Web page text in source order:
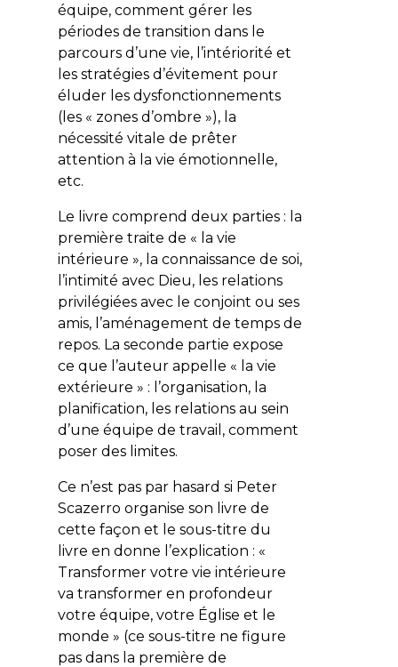
équipe, comment gérer les
périodes de transition dans le
parcours d’une vie, l’intériorité et
les stratégies d’évitement pour
éluder les dysfonctionnements
(les « zones d’ombre »), la
nécessité vitale de prêter
attention à la vie émotionnelle,
etc.
Le livre comprend deux parties : la
première traite de « la vie
intérieure », la connaissance de soi,
l’intimité avec Dieu, les relations
privilégiées avec le conjoint ou ses
amis, l’aménagement de temps de
repos. La seconde partie expose
ce que l’auteur appelle « la vie
extérieure » : l’organisation, la
planification, les relations au sein
d’une équipe de travail, comment
poser des limites.
Ce n’est pas par hasard si Peter
Scazerro organise son livre de
cette façon et le sous-titre du
livre en donne l’explication : «
Transformer votre vie intérieure
va transformer en profondeur
votre équipe, votre Église et le
monde » (ce sous-titre ne figure
pas dans la première de